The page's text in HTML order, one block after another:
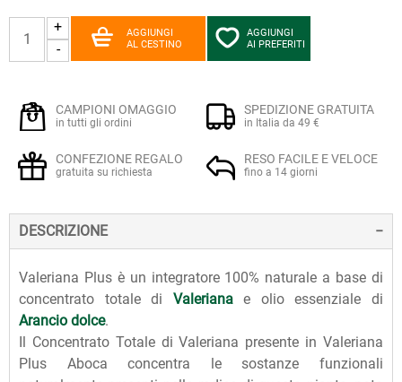
+
-
AGGIUNGI
AL CESTINO
AGGIUNGI
AI PREFERITI
CAMPIONI OMAGGIO
in tutti gli ordini
SPEDIZIONE GRATUITA
in Italia da 49 €
CONFEZIONE REGALO
gratuita su richiesta
RESO FACILE E VELOCE
fino a 14 giorni
DESCRIZIONE
Valeriana Plus è un integratore 100% naturale a base di
concentrato totale di Valerianae olio essenziale di
Arancio dolce.
Il Concentrato Totale di Valeriana presente in Valeriana
Plus Aboca concentra le sostanze funzionali